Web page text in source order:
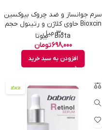
سرم جوانساز و ضد چروک بیوکسین
Bioxcin حاوی کلاژن و رتینول حجم
30 میل
Biota - بیوتا
698,000تومان
افزودن به سبد خرید